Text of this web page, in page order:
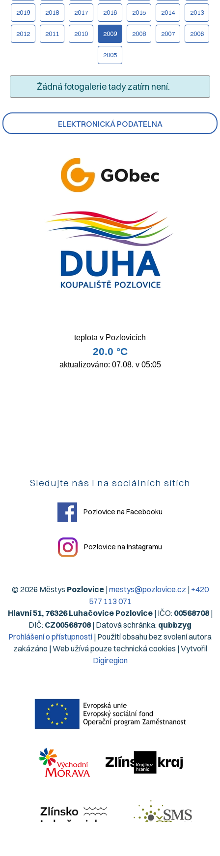
ELEKTRONICKÁ PODATELNA
2019 2018 2017 2016 2015 2014 2013
2012 2011 2010 2009 2008 2007 2006
2005
Žádná fotogalerie tady zatím není.
Sledujte nás i na sociálních sítích
Pozlovice na Facebooku
Pozlovice na Instagramu
© 2026 Městys Pozlovice|mestys@pozlovice.cz | +420
577 113 071
Hlavní 51, 76326 Luhačovice Pozlovice| IČO: 00568708|
DIČ: CZ00568708 | Datová schránka: qubbzyg
Prohlášení o přístupnosti | Použití obsahu bez svolení autora
zakázáno | Web užívá pouze technická cookies | Vytvořil
Digiregion